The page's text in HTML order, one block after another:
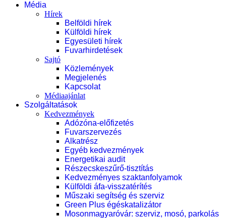
Média
Hírek
Belföldi hírek
Külföldi hírek
Egyesületi hírek
Fuvarhirdetések
Sajtó
Közlemények
Megjelenés
Kapcsolat
Médiaajánlat
Szolgáltatások
Kedvezmények
Adózóna-előfizetés
Fuvarszervezés
Alkatrész
Egyéb kedvezmények
Energetikai audit
Részecskeszűrő-tisztítás
Kedvezményes szaktanfolyamok
Külföldi áfa-visszatérítés
Műszaki segítség és szerviz
Green Plus égéskatalizátor
Mosonmagyaróvár: szerviz, mosó, parkolás